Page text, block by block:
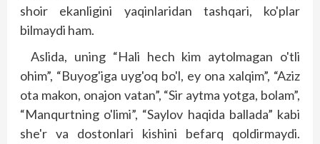
shoir ekanligini yaqinlaridan tashqari, ko'plar
bilmaydi ham.
Aslida, uning “Hali hech kim aytolmagan o'tli
ohim”, “Buyog'iga uyg'oq bo'l, ey ona xalqim”, “Aziz
ota makon, onajon vatan”, “Sir aytma yotga, bolam”,
“Manqurtning o'limi”, “Saylov haqida ballada” kabi
she'r va dostonlari kishini befarq qoldirmaydi.